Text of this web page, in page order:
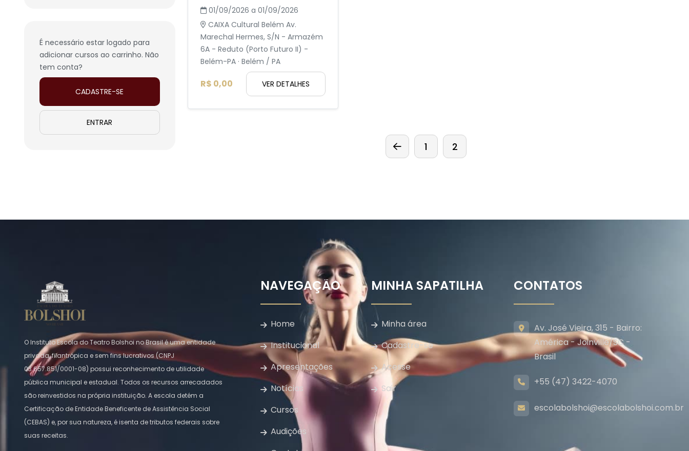
01/09/2026 a 01/09/2026
CAIXA Cultural Belém Av.
Marechal Hermes, S/N - Armazém
6A - Reduto (Porto Futuro II) -
Belém-PA · Belém / PA
R$ 0,00 VER DETALHES
1 2
É necessário estar logado para
adicionar cursos ao carrinho. Não
tem conta?
CADASTRE-SE
ENTRAR
O Instituto Escola do Teatro Bolshoi no Brasil é uma entidade
privada, filantrópica e sem fins lucrativos (CNPJ
03.657.851/0001-08) possui reconhecimento de utilidade
pública municipal e estadual. Todos os recursos arrecadados
são reinvestidos na própria instituição. A escola detém a
Certificação de Entidade Beneficente de Assistência Social
(CEBAS) e, por sua natureza, é isenta de tributos federais sobre
suas receitas.
NAVEGAÇÃO
Home
Institucional
Apresentações
Notícias
Cursos
Audições
MINHA SAPATILHA
Minha área
Cadastre-se
Acesse
Sair
CONTATOS
Av. José Vieira, 315 - Bairro:
América - Joinville/SC -
Brasil
+55 (47) 3422-4070
escolabolshoi@escolabolshoi.com.br